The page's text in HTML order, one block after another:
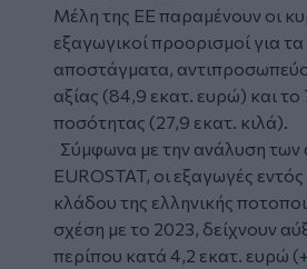
Μέλη της ΕΕ παραμένουν οι
εξαγωγικοί προορισμοί για τα
αποστάγματα,
αξίας (84,9 εκατ. ευρώ) και το
ποσότητας (27,9 εκατ. κιλά).
Σύμφωνα με την ανάλυση των
EUROSTAT, οι εξαγωγές
κλάδου της ελληνικής
σχέση με το 2023, δείχνουν
περίπου κατά 4,2 εκατ. ευρώ